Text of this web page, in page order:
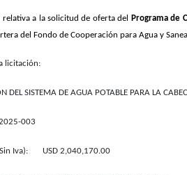
a la solicitud de oferta del
Programa de
del Fondo de Cooperación para Agua y
licitación:
DEL SISTEMA DE AGUA POTABLE PARA LA
003
(Sin Iva): USD 2,040,170.00